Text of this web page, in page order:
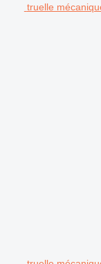
truelle